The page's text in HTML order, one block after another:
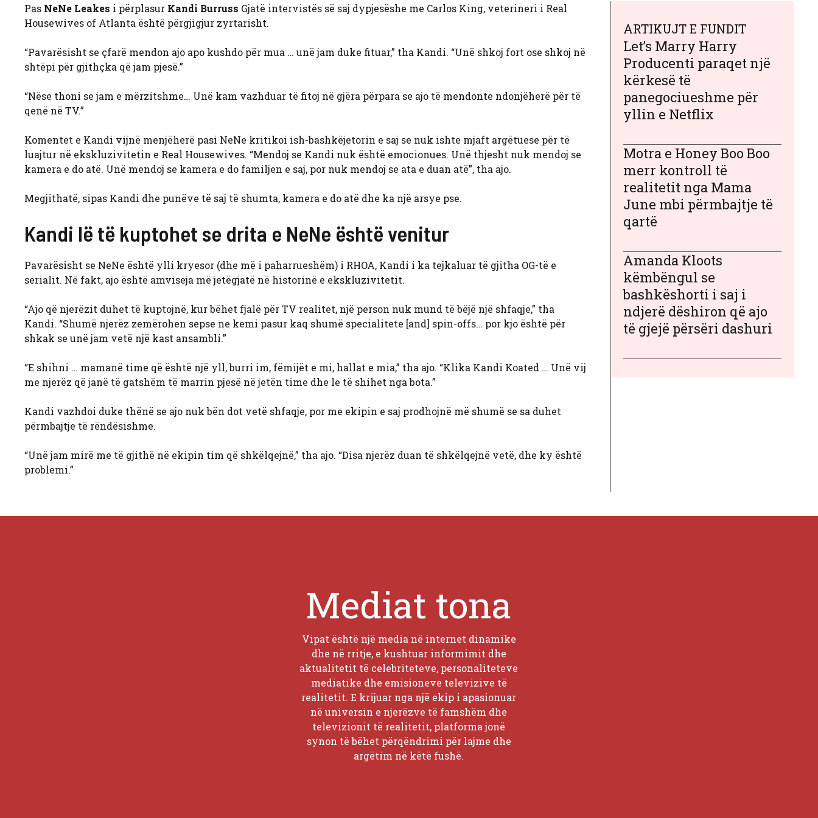
Pas NeNe Leakes i përplasur Kandi Burruss Gjatë intervistës së saj dypjesëshe me Carlos King, veterineri i Real
Housewives of Atlanta është përgjigjur zyrtarisht.
“Pavarësisht se çfarë mendon ajo apo kushdo për mua … unë jam duke fituar,” tha Kandi. “Unë shkoj fort ose shkoj në
shtëpi për gjithçka që jam pjesë.”
“Nëse thoni se jam e mërzitshme… Unë kam vazhduar të fitoj në gjëra përpara se ajo të mendonte ndonjëherë për të
qenë në TV.”
Komentet e Kandi vijnë menjëherë pasi NeNe kritikoi ish-bashkëjetorin e saj se nuk ishte mjaft argëtuese për të
luajtur në ekskluzivitetin e Real Housewives. “Mendoj se Kandi nuk është emocionues. Unë thjesht nuk mendoj se
kamera e do atë. Unë mendoj se kamera e do familjen e saj, por nuk mendoj se ata e duan atë”, tha ajo.
Megjithatë, sipas Kandi dhe punëve të saj të shumta, kamera e do atë dhe ka një arsye pse.
Kandi lë të kuptohet se drita e NeNe është venitur
Pavarësisht se NeNe është ylli kryesor (dhe më i paharrueshëm) i RHOA, Kandi i ka tejkaluar të gjitha OG-të e
serialit. Në fakt, ajo është amviseja më jetëgjatë në historinë e ekskluzivitetit.
“Ajo që njerëzit duhet të kuptojnë, kur bëhet fjalë për TV realitet, një person nuk mund të bëjë një shfaqje,” tha
Kandi. “Shumë njerëz zemërohen sepse ne kemi pasur kaq shumë specialitete [and] spin-offs… por kjo është për
shkak se unë jam vetë një kast ansambli.”
“E shihni … mamanë time që është një yll, burri im, fëmijët e mi, hallat e mia,” tha ajo. “Klika Kandi Koated … Unë vij
me njerëz që janë të gatshëm të marrin pjesë në jetën time dhe le të shihet nga bota.”
Kandi vazhdoi duke thënë se ajo nuk bën dot vetë shfaqje, por me ekipin e saj prodhojnë më shumë se sa duhet
përmbajtje të rëndësishme.
“Unë jam mirë me të gjithë në ekipin tim që shkëlqejnë,” tha ajo. “Disa njerëz duan të shkëlqejnë vetë, dhe ky është
problemi.”
ARTIKUJT E FUNDIT
Let’s Marry Harry
Producenti paraqet një
kërkesë të
panegociueshme për
yllin e Netflix
Motra e Honey Boo Boo
merr kontroll të
realitetit nga Mama
June mbi përmbajtje të
qartë
Amanda Kloots
këmbëngul se
bashkëshorti i saj i
ndjerë dëshiron që ajo
të gjejë përsëri dashuri
Mediat tona
Vipat është një media në internet dinamike
dhe në rritje, e kushtuar informimit dhe
aktualitetit të celebriteteve, personaliteteve
mediatike dhe emisioneve televizive të
realitetit. E krijuar nga një ekip i apasionuar
në universin e njerëzve të famshëm dhe
televizionit të realitetit, platforma jonë
synon të bëhet përqëndrimi për lajme dhe
argëtim në këtë fushë.